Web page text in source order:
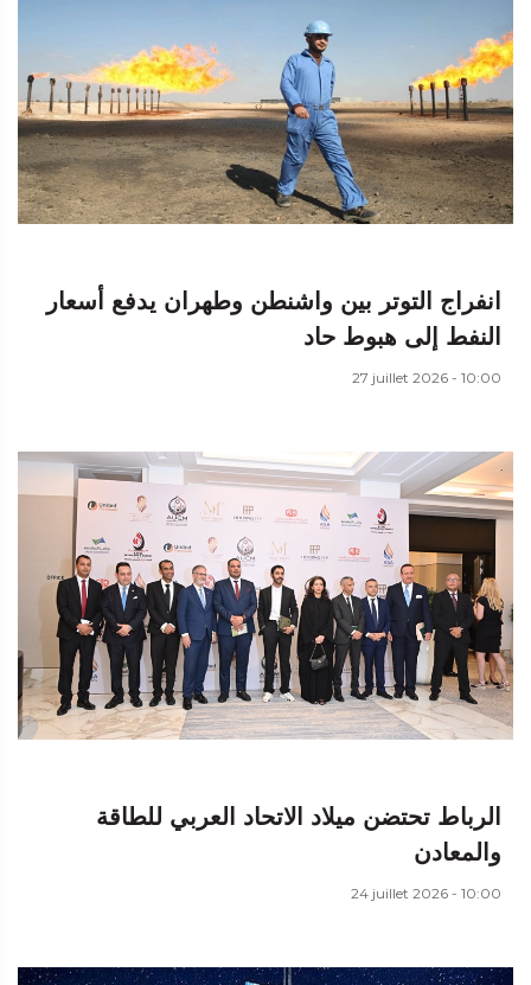
انفراج التوتر بين واشنطن وطهران يدفع أسعار
النفط إلى هبوط حاد
27 juillet 2026 - 10:00
الرباط تحتضن ميلاد الاتحاد العربي للطاقة
والمعادن
24 juillet 2026 - 10:00